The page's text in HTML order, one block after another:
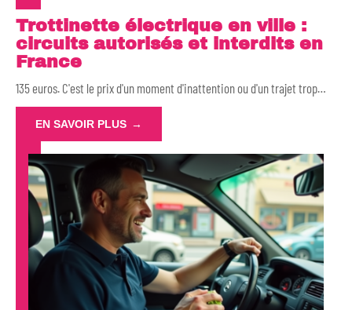
Trottinette électrique en ville :
circuits autorisés et interdits en
France
135 euros. C'est le prix d'un moment d'inattention ou d'un trajet trop…
EN SAVOIR PLUS